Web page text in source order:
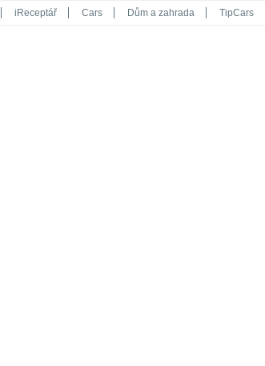
iReceptář Cars Dům a zahrada TipCars